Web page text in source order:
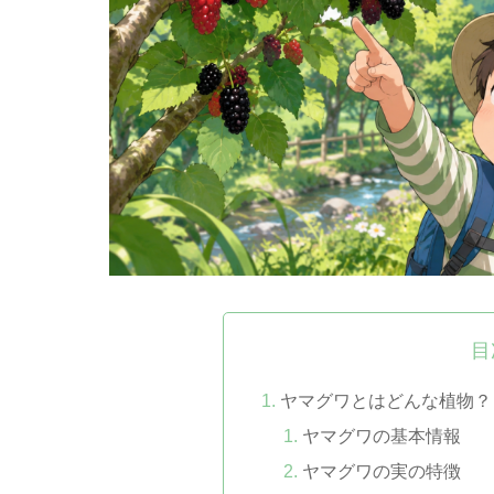
ヤマグワとはどんな植物？
ヤマグワの基本情報
ヤマグワの実の特徴